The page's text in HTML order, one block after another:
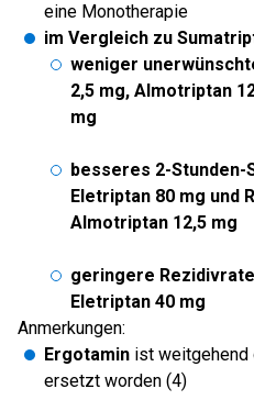
eine Monotherapie
im Vergleich zu
weniger
2,5 mg, Almotriptan
mg
besseres 2-Stunden-
Eletriptan 80 mg und
Almotriptan 12,5 mg
geringere
Eletriptan 40 mg
Anmerkungen:
Ergotamin ist weitgehend
ersetzt worden (4)